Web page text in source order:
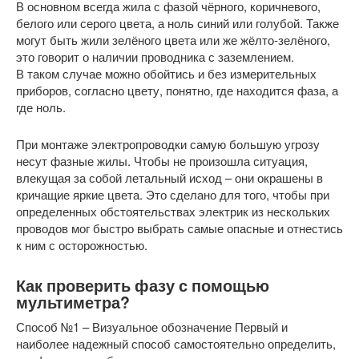
В основном всегда жила с фазой чёрного, коричневого,
белого или серого цвета, а ноль синий или голубой. Также
могут быть жили зелёного цвета или же жёлто-зелёного,
это говорит о наличии проводника с заземлением.
В таком случае можно обойтись и без измерительных
приборов, согласно цвету, понятно, где находится фаза, а
где ноль.
При монтаже электропроводки самую большую угрозу
несут фазные жилы. Чтобы не произошла ситуация,
влекущая за собой летальный исход – они окрашены в
кричащие яркие цвета. Это сделано для того, чтобы при
определенных обстоятельствах электрик из нескольких
проводов мог быстро выбрать самые опасные и отнестись
к ним с осторожностью.
Как проверить фазу с помощью
мультиметра?
Способ №1 – Визуальное обозначение Первый и
наиболее надежный способ самостоятельно определить,